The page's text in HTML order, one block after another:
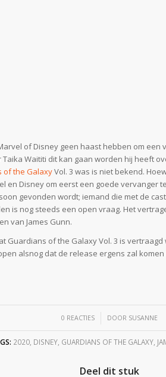
of Disney geen haast hebben om
Waititi dit kan gaan worden hij heeft
of the GalaxyVol. 3 was is niet bekend.
en Disney om eerst een goede vervanger
gevonden wordt; iemand die met de
is nog steeds een open vraag. Het
van James Gunn.
Guardians of the Galaxy Vol. 3 is
alsnog dat de release ergens zal komen
0 REACTIES
/ DOOR SUSANNE
2020, DISNEY, GUARDIANS OF THE GALAXY,
Deel dit stuk